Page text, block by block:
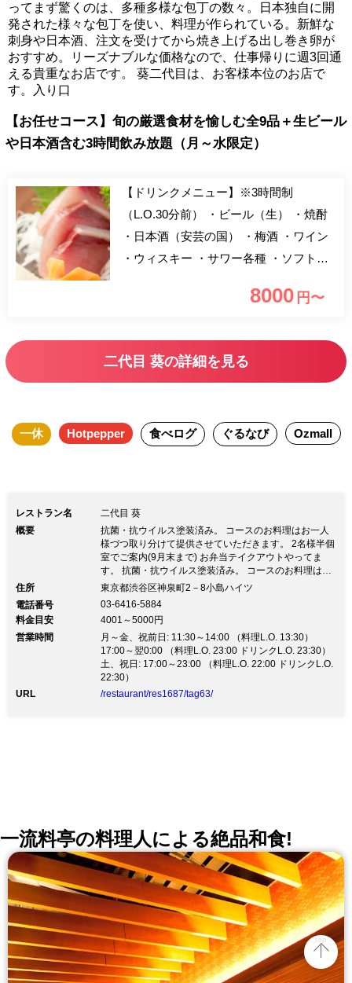
ってまず驚くのは、多種多様な包丁の数々。日本独自に開
発された様々な包丁を使い、料理が作られている。新鮮な
刺身や日本酒、注文を受けてから焼き上げる出し巻き卵が
おすすめ。リーズナブルな価格なので、仕事帰りに週3回通
える貴重なお店です。 葵二代目は、お客様本位のお店で
す。入り口
【お任せコース】旬の厳選食材を愉しむ全9品＋生ビール
や日本酒含む3時間飲み放題（月～水限定）
【ドリンクメニュー】※3時間制
（L.O.30分前） ・ビール（生） ・焼酎
・日本酒（安芸の国） ・梅酒 ・ワイン
・ウィスキー ・サワー各種 ・ソフトド
み放題 3名以上で半個室のご利用も可
り仕入れる新鮮な魚介のお造り。必ずと
言っていいほど、多くのお客様が注文さ
ます。 里吉料理長は、門辻調グル
などで研鑽を積み、銀座京風ダイニング
おまっとさん絆などを経て、松濤のコイ
ブミ初代料理長就任した実力派。
二代目葵では肩ひじ張らずお食事をお楽
しみいただける、お客様本位のお店作り
を目指しています。
8000 円〜
二代目 葵の詳細を見る
一休 Hotpepper 食べログ ぐるなび Ozmall
レストラン名
二代目 葵
概要
抗菌・抗ウイルス塗装済み。 コースのお料理はお一人
様づつ取り分けて提供させていただきます。 2名様半個
室でご案内(9月末まで) お弁当テイクアウトやってま
す。 抗菌・抗ウイルス塗装済み。 コースのお料理はお
一人様づつ取り分けて提供させていただきます。 2名様
ます。半個室がございますので、少人数での接 待の方
は2名様～対応可能です。 優雅なひと時をお過ごし頂け
ます。 大人数でのご利用の方は13名様までのテーブル
席ございます。 貸切は28名様OK！ 神泉の街で気軽に
本格和食を楽しんでもらいたく、 オーナー里吉が丹精
込めてお届けしています。 《コースをご希望の方》 飲
み放題つきのコースあり！ 旬食材を楽しめる全7品のコ
住所
東京都渋谷区神泉町2－8小島ハイツ
電話番号
03-6416-5884
料金目安
4001～5000円
営業時間
月～金、祝前日: 11:30～14:00 （料理L.O. 13:30）
17:00～翌0:00 （料理L.O. 23:00 ドリンクL.O. 23:30）
土、祝日: 17:00～23:00 （料理L.O. 22:00 ドリンクL.O.
22:30）
URL
/restaurant/res1687/tag63/
一流料亭の料理人による絶品和食!
top